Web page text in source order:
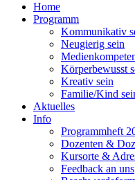
Home
Programm
Kommunikativ
Neugierig sein
Körperbewusst
Kreativ sein
Familie/Kind
Aktuelles
Info
Programmheft
Dozenten &
Kursorte &
Feedback an uns